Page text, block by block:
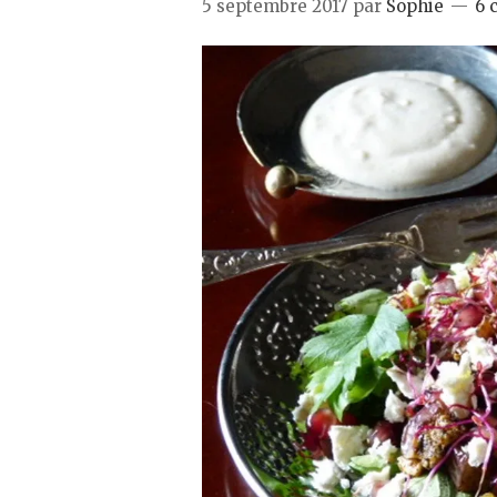
5 septembre 2017 par Sophie 6